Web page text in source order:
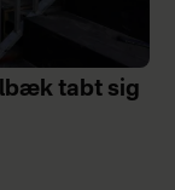
tabt sig